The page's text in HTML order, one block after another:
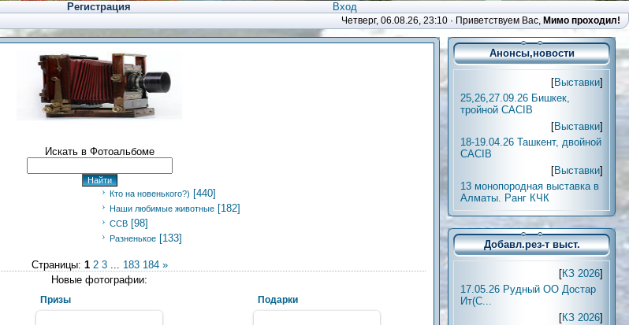
Регистрация Вход
Четверг, 06.08.26, 23:10 · Приветствуем Вас, Мимо проходил!
Искать в Фотоальбоме
Кто на новенького?) [440]
Наши любимые животные [182]
ССВ [98]
Разненькое [133]
Страницы: 1 2 3 ... 183 184 »
Новые фотографии:
Призы Подарки
Анонсы,новости
[Выставки]
25,26,27.09.26 Бишкек,
тройной CACIB
[Выставки]
18-19.04.26 Ташкент, двойной
CACIB
[Выставки]
13 монопородная выставка в
Алматы. Ранг КЧК
Добавл.рез-т выст.
[КЗ 2026]
17.05.26 Рудный ОО Достар
Ит(С...
[КЗ 2026]